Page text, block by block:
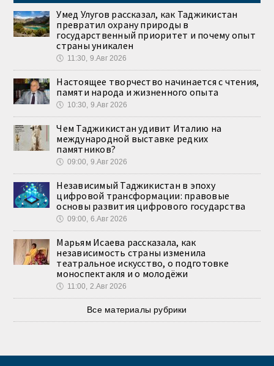
Умед Улугов рассказал, как Таджикистан
превратил охрану природы в
государственный приоритет и почему опыт
страны уникален
🕔 11:30, 9.Авг 2026
Настоящее творчество начинается с чтения,
памяти народа и жизненного опыта
🕔 10:30, 9.Авг 2026
Чем Таджикистан удивит Италию на
международной выставке редких
памятников?
🕔 09:00, 9.Авг 2026
Независимый Таджикистан в эпоху
цифровой трансформации: правовые
основы развития цифрового государства
🕔 09:00, 6.Авг 2026
Марьям Исаева рассказала, как
независимость страны изменила
театральное искусство, о подготовке
моноспектакля и о молодёжи
🕔 11:00, 2.Авг 2026
Все материалы рубрики